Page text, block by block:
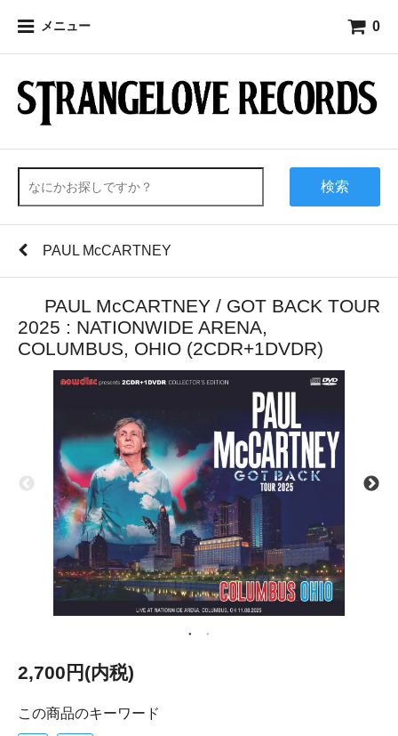
メニュー 0
検索
PAUL McCARTNEY
PAUL McCARTNEY / GOT BACK TOUR
2025 : NATIONWIDE ARENA,
COLUMBUS, OHIO (2CDR+1DVDR)
2,700円(内税)
この商品のキーワード